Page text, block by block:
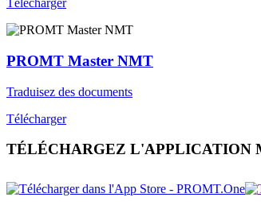
Télécharger
PROMT Master NMT
Traduisez des documents
Télécharger
TÉLÉCHARGEZ L'APPLICATION